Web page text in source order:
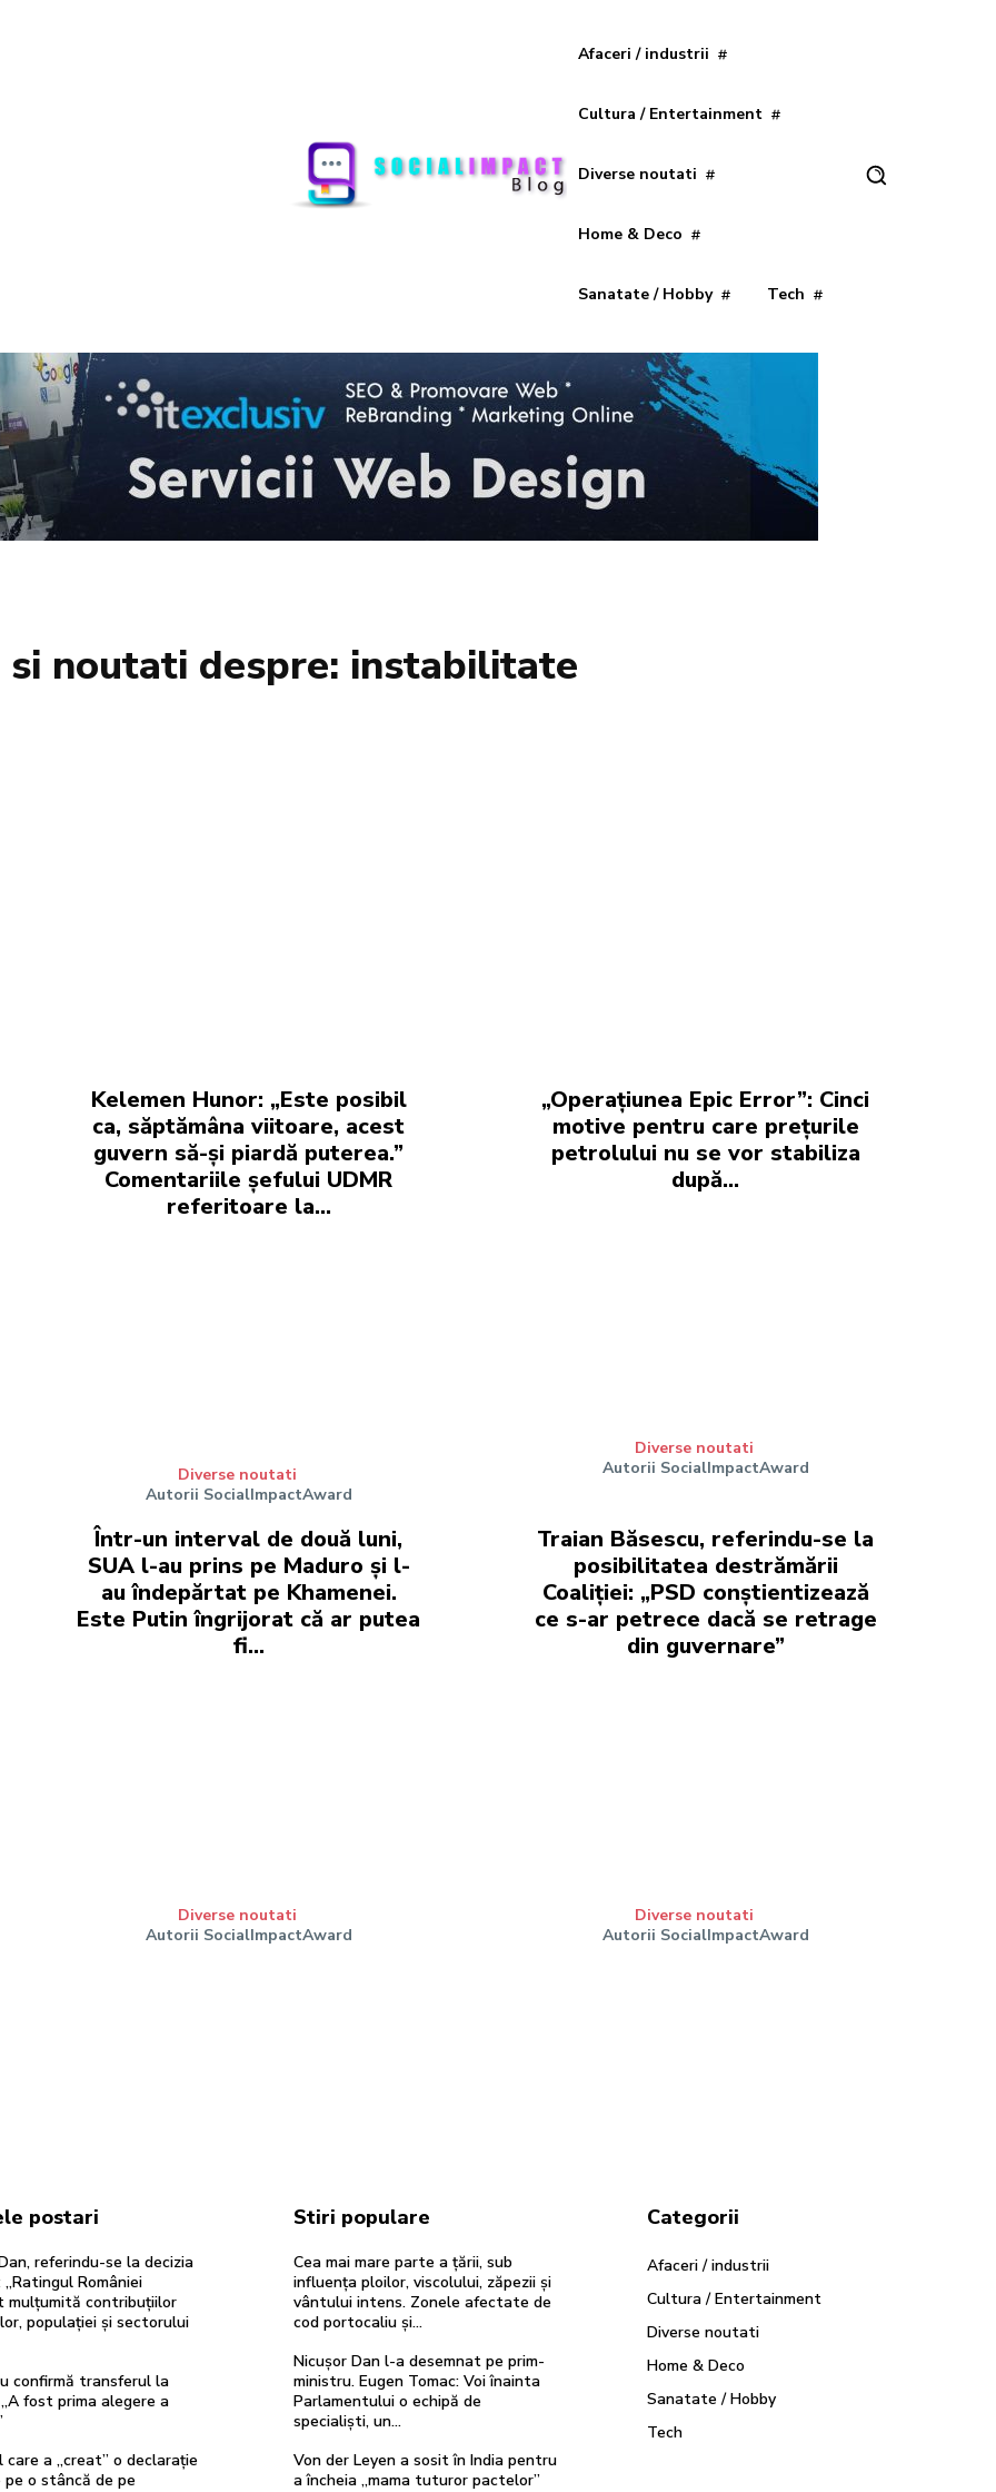
Afaceri / industrii
Cultura / Entertainment
Diverse noutati
Home & Deco
Sanatate / Hobby Tech
noutati despre: instabilitate
Kelemen Hunor: „Este posibil
ca, săptămâna viitoare, acest
guvern să-și piardă puterea.”
Comentariile șefului UDMR
referitoare la…
Diverse noutati
Autorii SocialImpactAward
„Operațiunea Epic Error”: Cinci
motive pentru care prețurile
petrolului nu se vor stabiliza
după…
Diverse noutati
Autorii SocialImpactAward
Într-un interval de două luni,
SUA l-au prins pe Maduro și l-
au îndepărtat pe Khamenei.
Este Putin îngrijorat că ar putea
fi…
Diverse noutati
Autorii SocialImpactAward
Traian Băsescu, referindu-se la
posibilitatea destrămării
Coaliției: „PSD conștientizează
ce s-ar petrece dacă se retrage
din guvernare”
Diverse noutati
Autorii SocialImpactAward
postari
referindu-se la decizia
„Ratingul României
mulțumită contribuțiilor
populației și sectorului
confirmă transferul la
fost prima alegere a
care a „creat” o declarație
pe o stâncă de pe
Stiri populare
Cea mai mare parte a țării, sub
influența ploilor, viscolului, zăpezii și
vântului intens. Zonele afectate de
cod portocaliu și…
Nicușor Dan l-a desemnat pe prim-
ministru. Eugen Tomac: Voi înainta
Parlamentului o echipă de
specialiști, un…
Von der Leyen a sosit în India pentru
a încheia „mama tuturor pactelor”
Categorii
Afaceri / industrii
Cultura / Entertainment
Diverse noutati
Home & Deco
Sanatate / Hobby
Tech